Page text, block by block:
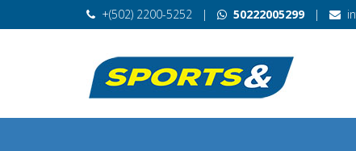
+(502) 2200-5252 | 50222005299 |